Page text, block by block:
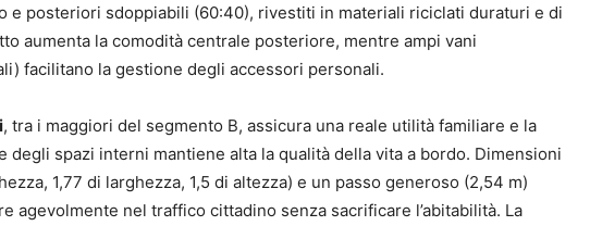
e posteriori sdoppiabili (60:40), rivestiti in materiali riciclati duraturi e di
aumenta la comodità centrale posteriore, mentre ampi vani
facilitano la gestione degli accessori personali.
, tra i maggiori del segmento B, assicura una reale utilità familiare e la
spazi interni mantiene alta la qualità della vita a bordo. Dimensioni
1,77 di larghezza, 1,5 di altezza) e un passo generoso (2,54 m)
agevolmente nel traffico cittadino senza sacrificare l’abitabilità. La